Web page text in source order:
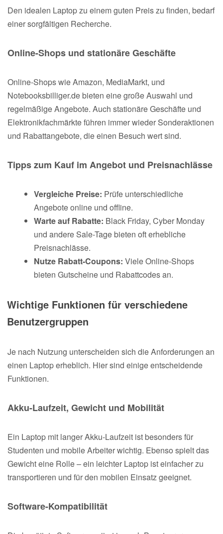
Den idealen Laptop zu einem guten Preis zu finden, bedarf
einer sorgfältigen Recherche.
Online-Shops und stationäre Geschäfte
Online-Shops wie Amazon, MediaMarkt, und
Notebooksbilliger.de bieten eine große Auswahl und
regelmäßige Angebote. Auch stationäre Geschäfte und
Elektronikfachmärkte führen immer wieder Sonderaktionen
und Rabattangebote, die einen Besuch wert sind.
Tipps zum Kauf im Angebot und Preisnachlässe
Vergleiche Preise: Prüfe unterschiedliche
Angebote online und offline.
Warte auf Rabatte: Black Friday, Cyber Monday
und andere Sale-Tage bieten oft erhebliche
Preisnachlässe.
Nutze Rabatt-Coupons: Viele Online-Shops
bieten Gutscheine und Rabattcodes an.
Wichtige Funktionen für verschiedene
Benutzergruppen
Je nach Nutzung unterscheiden sich die Anforderungen an
einen Laptop erheblich. Hier sind einige entscheidende
Funktionen.
Akku-Laufzeit, Gewicht und Mobilität
Ein Laptop mit langer Akku-Laufzeit ist besonders für
Studenten und mobile Arbeiter wichtig. Ebenso spielt das
Gewicht eine Rolle – ein leichter Laptop ist einfacher zu
transportieren und für den mobilen Einsatz geeignet.
Software-Kompatibilität